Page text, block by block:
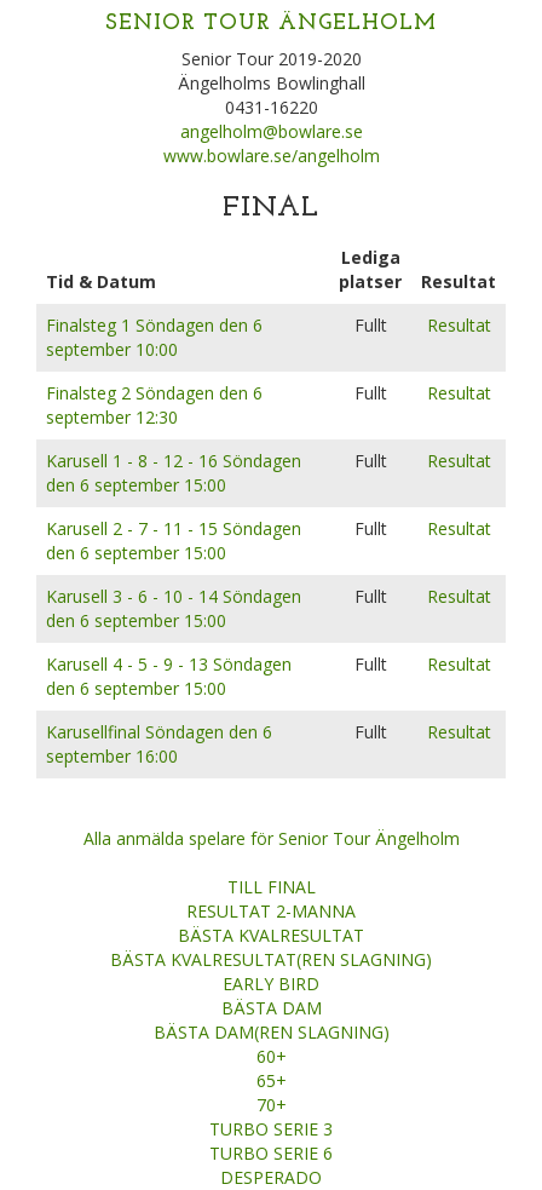
SENIOR TOUR ÄNGELHOLM
Senior Tour 2019-2020
Ängelholms Bowlinghall
0431-16220
angelholm@bowlare.se
www.bowlare.se/angelholm
FINAL
Tid & Datum
Lediga
platser
Resultat
Finalsteg 1 Söndagen den 6
september 10:00
Fullt Resultat
Finalsteg 2 Söndagen den 6
september 12:30
Fullt Resultat
Karusell 1 - 8 - 12 - 16 Söndagen
den 6 september 15:00
Fullt Resultat
Karusell 2 - 7 - 11 - 15 Söndagen
den 6 september 15:00
Fullt Resultat
Karusell 3 - 6 - 10 - 14 Söndagen
den 6 september 15:00
Fullt Resultat
Karusell 4 - 5 - 9 - 13 Söndagen
den 6 september 15:00
Fullt Resultat
Karusellfinal Söndagen den 6
september 16:00
Fullt Resultat
Alla anmälda spelare för Senior Tour Ängelholm
TILL FINAL
RESULTAT 2-MANNA
BÄSTA KVALRESULTAT
BÄSTA KVALRESULTAT(REN SLAGNING)
EARLY BIRD
BÄSTA DAM
BÄSTA DAM(REN SLAGNING)
60+
65+
70+
TURBO SERIE 3
TURBO SERIE 6
DESPERADO